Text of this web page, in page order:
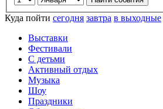
Куда пойти сегодня завтра в выходные
Выставки
Фестивали
С детьми
Активный отдых
Музыка
Шоу
Праздники